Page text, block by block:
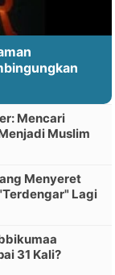
Mencari
Muslim
Menyeret
Lagi
31 Kali?